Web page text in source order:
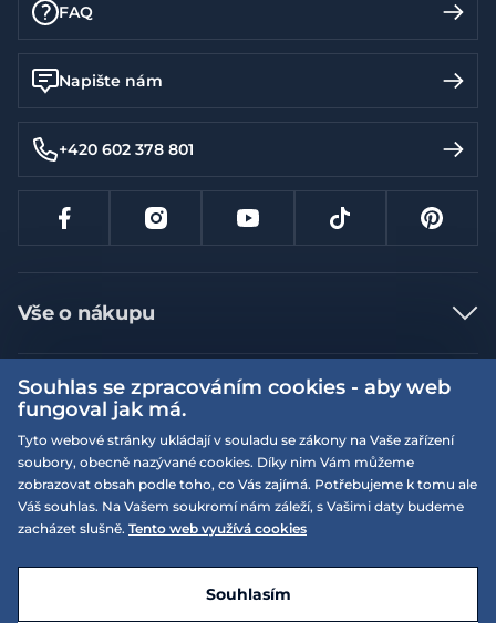
FAQ
Napište nám
+420 602 378 801
Vše o nákupu
Jak nakupovat
Nejčastější dotazy
Doprava a platba
Vrácení a výměna zboží
Reklamace
Velikostní tabulky
Více informací
Obchodní podmínky
Podmínky EQS věrnostního klubu
On-line katalogy
Naše prodejny
EQS Rudná
E-shop vytvořila a technicky zajišťujeSIMPLIA.cz
Souhlas se zpracováním cookies - aby web
fungoval jak má.
Tyto webové stránky ukládají v souladu se zákony na Vaše zařízení
soubory, obecně nazývané cookies. Díky nim Vám můžeme
zobrazovat obsah podle toho, co Vás zajímá. Potřebujeme k tomu ale
Váš souhlas. Na Vašem soukromí nám záleží, s Vašimi daty budeme
zacházet slušně. Tento web využívá cookies
Souhlasím